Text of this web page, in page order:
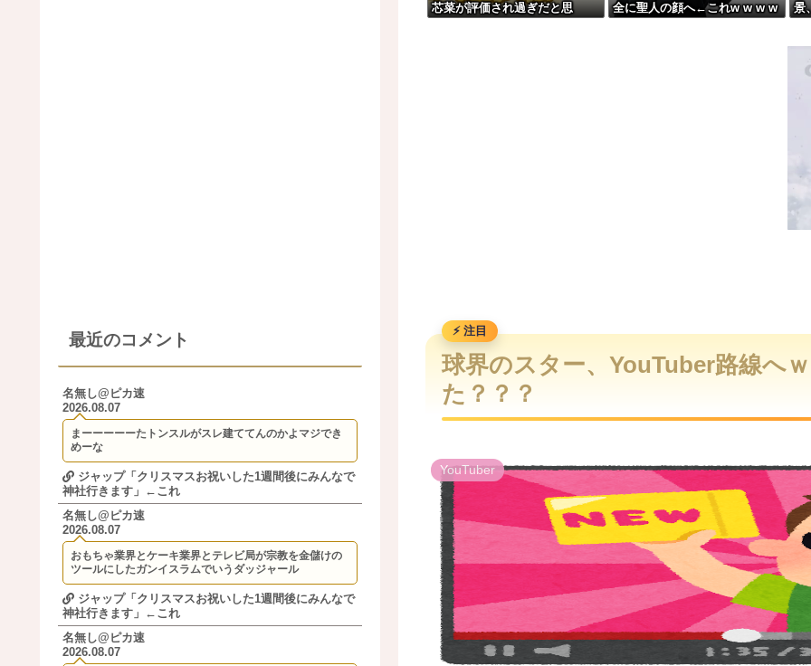
祭りって謎だよな、誰が神輿担いでるの？屋台出店してる奴ら
【衝撃画像】中学生「先生！水泳で水着になるのイヤです！
【画像】宇垣美里「学生時代は全然モテなかったです」←こ
芯菜が評価され過ぎだと思
全に聖人の顔へ←これw w w w
景
球界のスター、YouTuber路線へ
た？？？
YouTuber
最近のコメント
名無し@ピカ速
2026.08.07
まーーーーーたトンスルがスレ建ててんのかよマジでき
めーな
ジャップ「クリスマスお祝いした1週間後にみんなで
神社行きます」←これ
名無し@ピカ速
2026.08.07
おもちゃ業界とケーキ業界とテレビ局が宗教を金儲けの
ツールにしたガンイスラムでいうダッジャール
ジャップ「クリスマスお祝いした1週間後にみんなで
神社行きます」←これ
名無し@ピカ速
2026.08.07